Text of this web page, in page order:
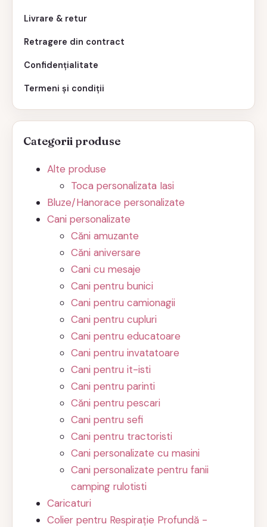
Livrare & retur
Retragere din contract
Confidențialitate
Termeni și condiții
Categorii produse
Alte produse
Toca personalizata Iasi
Bluze/Hanorace personalizate
Cani personalizate
Căni amuzante
Căni aniversare
Cani cu mesaje
Cani pentru bunici
Cani pentru camionagii
Cani pentru cupluri
Cani pentru educatoare
Cani pentru invatatoare
Cani pentru it-isti
Cani pentru parinti
Căni pentru pescari
Cani pentru sefi
Cani pentru tractoristi
Cani personalizate cu masini
Cani personalizate pentru fanii
camping rulotisti
Caricaturi
Colier pentru Respirație Profundă -